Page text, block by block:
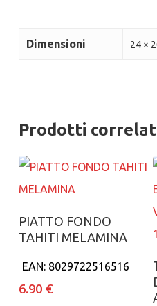
Dimensioni 24 ×
Prodotti
Aggiungi al carrello
PIATTO FONDO
TAHITI MELAMINA
EAN: 8029722516516
6.90 €